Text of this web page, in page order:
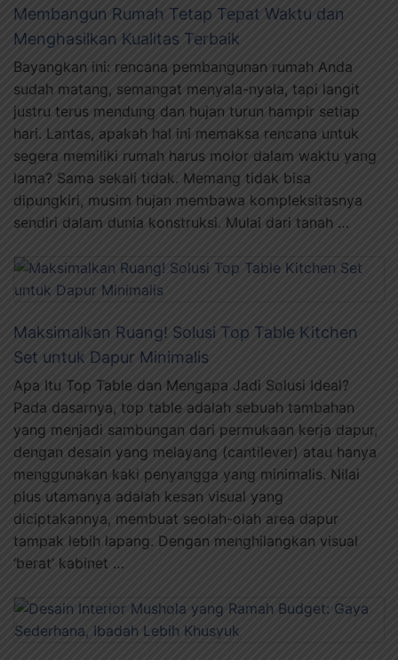
Membangun Rumah Tetap Tepat Waktu dan
Menghasilkan Kualitas Terbaik
Bayangkan ini: rencana pembangunan rumah Anda
sudah matang, semangat menyala-nyala, tapi langit
justru terus mendung dan hujan turun hampir setiap
hari. Lantas, apakah hal ini memaksa rencana untuk
segera memiliki rumah harus molor dalam waktu yang
lama? Sama sekali tidak. Memang tidak bisa
dipungkiri, musim hujan membawa kompleksitasnya
sendiri dalam dunia konstruksi. Mulai dari tanah …
Maksimalkan Ruang! Solusi Top Table Kitchen
Set untuk Dapur Minimalis
Apa Itu Top Table dan Mengapa Jadi Solusi Ideal?
Pada dasarnya, top table adalah sebuah tambahan
yang menjadi sambungan dari permukaan kerja dapur,
dengan desain yang melayang (cantilever) atau hanya
menggunakan kaki penyangga yang minimalis. Nilai
plus utamanya adalah kesan visual yang
diciptakannya, membuat seolah-olah area dapur
tampak lebih lapang. Dengan menghilangkan visual
‘berat’ kabinet …